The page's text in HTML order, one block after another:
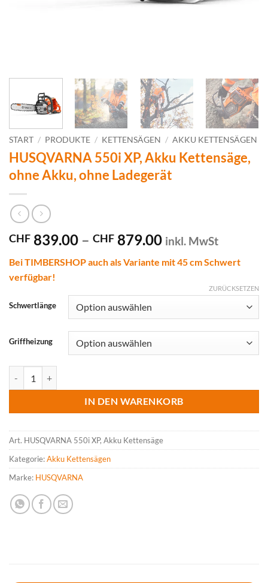
START / PRODUKTE / KETTENSÄGEN / AKKU KETTENSÄGEN
HUSQVARNA 550i XP, Akku Kettensäge,
ohne Akku, ohne Ladegerät
CHF 839.00 – CHF 879.00Preisspanne:
bis
CHF 879.00
inkl. MwSt
Bei TIMBERSHOP auch als Variante mit 45 cm Schwert
verfügbar!
Schwertlänge
Griffheizung
ZURÜCKSETZEN
IN DEN WARENKORB
Art. HUSQVARNA 550i XP, Akku Kettensäge
Kategorie:Akku Kettensägen
Marke: HUSQVARNA